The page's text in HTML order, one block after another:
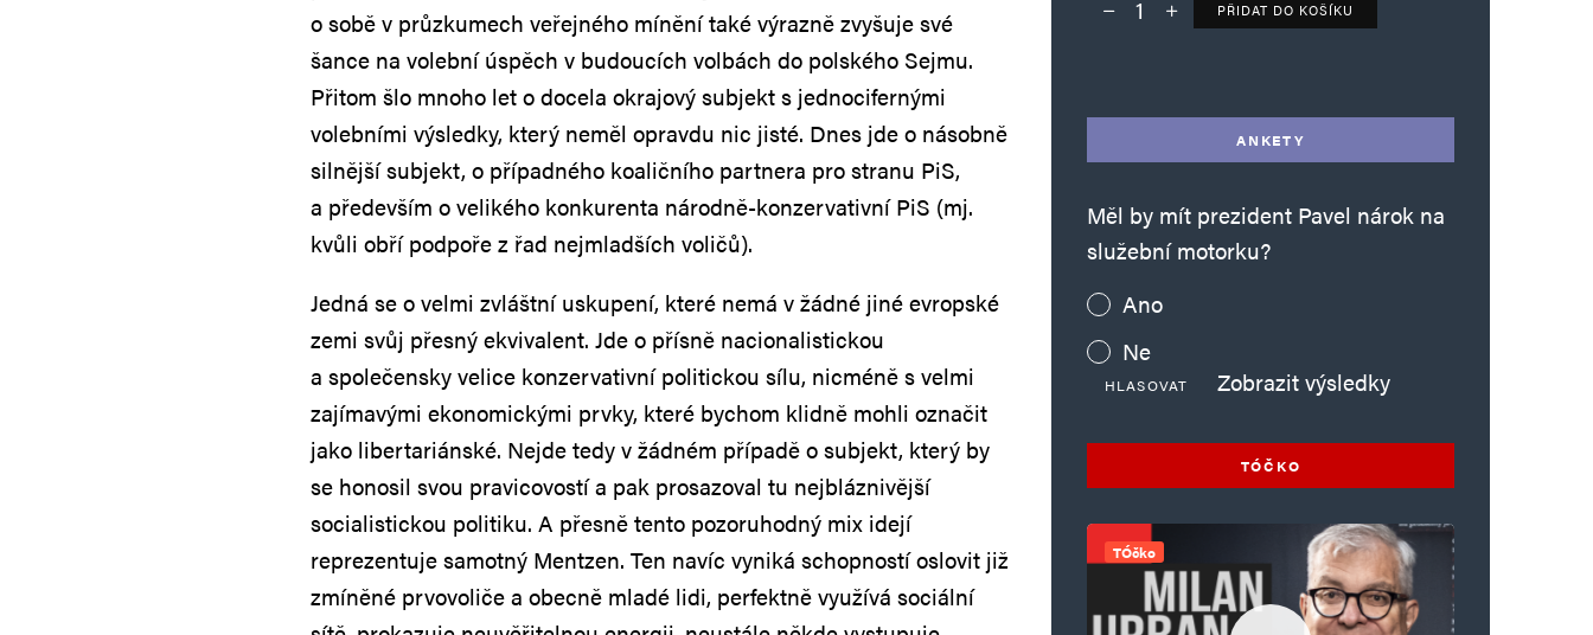
o sobě v průzkumech veřejného mínění také výrazně zvyšuje své
šance na volební úspěch v budoucích volbách do polského Sejmu.
Přitom šlo mnoho let o docela okrajový subjekt s jednocifernými
volebními výsledky, který neměl opravdu nic jisté. Dnes jde o násobně
silnější subjekt, o případného koaličního partnera pro stranu PiS,
a především o velikého konkurenta národně-konzervativní PiS (mj.
kvůli obří podpoře z řad nejmladších voličů).
Jedná se o velmi zvláštní uskupení, které nemá v žádné jiné evropské
zemi svůj přesný ekvivalent. Jde o přísně nacionalistickou
a společensky velice konzervativní politickou sílu, nicméně s velmi
zajímavými ekonomickými prvky, které bychom klidně mohli označit
jako libertariánské. Nejde tedy v žádném případě o subjekt, který by
se honosil svou pravicovostí a pak prosazoval tu nejbláznivější
socialistickou politiku. A přesně tento pozoruhodný mix idejí
reprezentuje samotný Mentzen. Ten navíc vyniká schopností oslovit již
zmíněné prvovoliče a obecně mladé lidi, perfektně využívá sociální
Deník TO – verze bez reklam množství
PŘIDAT DO KOŠÍKU
ANKETY
Měl by mít prezident Pavel nárok na
služební motorku?
Ano
Ne
HLASOVAT Zobrazit výsledky
TÓČKO
TÓčko